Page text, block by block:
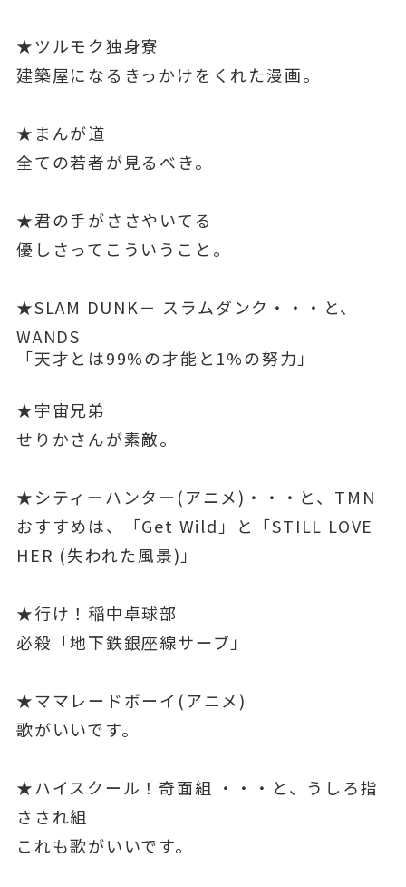
★ツルモク独身寮
建築屋になるきっかけをくれた漫画。
★まんが道
全ての若者が見るべき。
★君の手がささやいてる
優しさってこういうこと。
★SLAM DUNK－ スラムダンク・・・と、
WANDS
「天才とは99%の才能と1%の努力」
★宇宙兄弟
せりかさんが素敵。
★シティーハンター(アニメ)・・・と、TMN
おすすめは、「Get Wild」と「STILL LOVE
HER (失われた風景)」
★行け！稲中卓球部
必殺「地下鉄銀座線サーブ」
★ママレードボーイ(アニメ)
歌がいいです。
★ハイスクール！奇面組 ・・・と、うしろ指
さされ組
これも歌がいいです。